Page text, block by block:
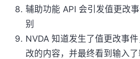
辅助功能 API 会引发值更改
别
NVDA 知道发生了值更改事
改的内容，并最终看到输入